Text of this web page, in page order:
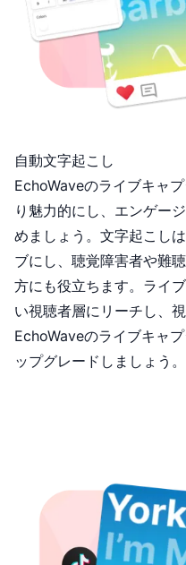
自動文字起こし
EchoWaveのライブキャ
り魅力的にし、エンゲー
めましょう。文字起こし
ブにし、聴覚障害者や難
方にも役立ちます。ライブ
い視聴者層にリーチし、
EchoWaveのライブキャ
ップグレードしましょう。